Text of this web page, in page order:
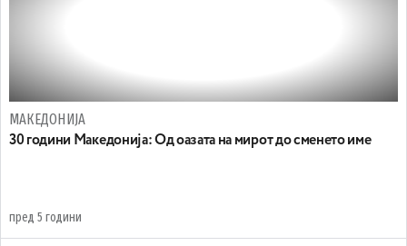
МАКЕДОНИЈА
30 години Македонија: Oд оазата на мирот до сменето име
пред 5 години